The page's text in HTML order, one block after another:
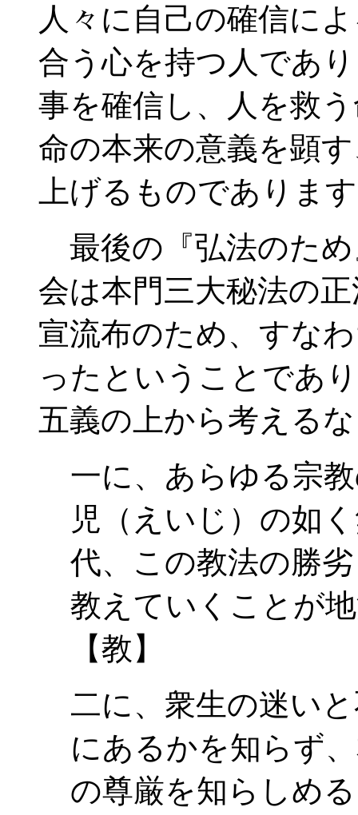
人々に自己の確信に
合う心を持つ人であ
事を確信し、人を救
命の本来の意義を顕
上げるものでありま
最後の『弘法のた
会は本門三大秘法の
宣流布のため、すな
ったということであ
五義の上から考える
一に、あらゆる宗
児（えいじ）の如
代、この教法の勝
教えていくことが
【教】
二に、衆生の迷い
にあるかを知らず
の尊厳を知らしめ